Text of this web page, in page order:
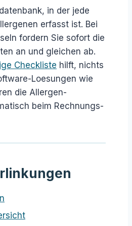
in der jede
erfasst ist. Bei
fordern Sie sofort die
an und gleichen ab.
Checkliste hilft, nichts
Loesungen wie
die Allergen-
beim Rechnungs-